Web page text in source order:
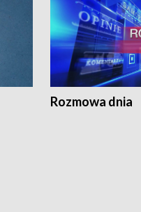
Rozmowa dnia